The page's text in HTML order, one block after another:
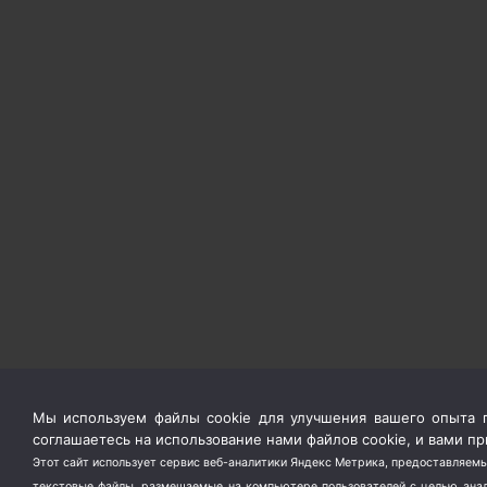
Мы используем файлы cookie для улучшения вашего опыта
соглашаетесь на использование нами файлов cookie, и вами
Этот сайт использует сервис веб-аналитики Яндекс Метрика,